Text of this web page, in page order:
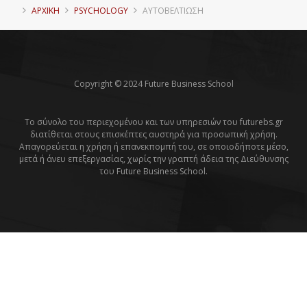
ΑΡΧΙΚΗ PSYCHOLOGY ΑΥΤΟΒΕΛΤΊΩΣΗ
Copyright © 2024 Future Business School
Το σύνολο του περιεχομένου και των υπηρεσιών του futurebs.gr
διατίθεται στους επισκέπτες αυστηρά για προσωπική χρήση.
Απαγορεύεται η χρήση ή επανεκπομπή του, σε οποιοδήποτε μέσο,
μετά ή άνευ επεξεργασίας, χωρίς την γραπτή άδεια της Διεύθυνσης
του Future Business School.